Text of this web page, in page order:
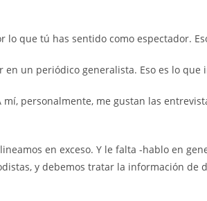
que tú has sentido como espectador.
un periódico generalista. Eso es lo que
personalmente, me gustan las
en exceso. Y le falta -hablo en
y debemos tratar la información de